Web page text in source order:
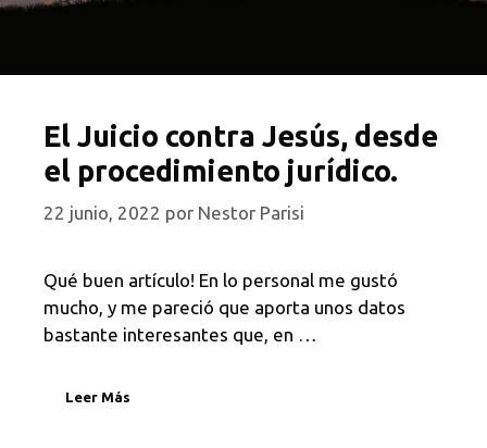
El Juicio contra Jesús, desde
el procedimiento jurídico.
22 junio, 2022 por Nestor Parisi
Qué buen artículo! En lo personal me gustó
mucho, y me pareció que aporta unos datos
bastante interesantes que, en …
Leer Más